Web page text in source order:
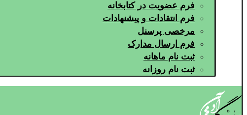
فرم عضویت در کتابخانه
فرم انتقادات و پیشنهادات
مرخصی پرسنل
فرم ارسال مدارک
ثبت نام ماهانه
ثبت نام روزانه